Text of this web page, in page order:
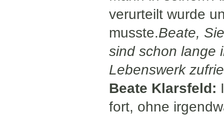
verurteilt wurde
musste.Beate,
sind schon lange
Lebenswerk
Beate Klarsfeld:
fort, ohne